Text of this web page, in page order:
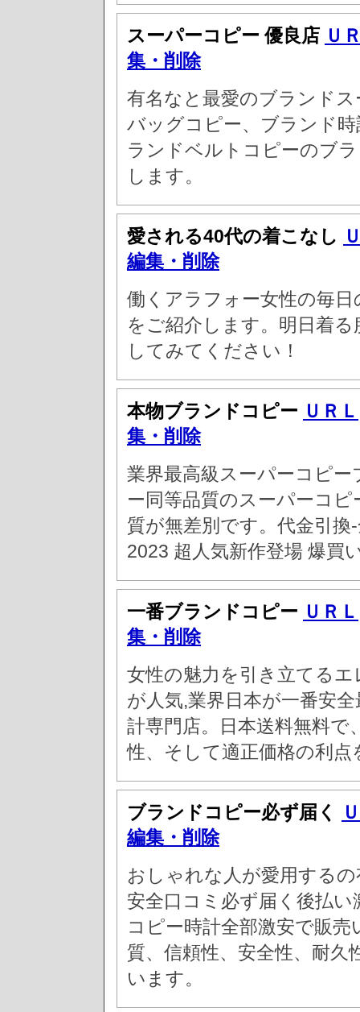
スーパーコピー 優良店 Ｕ
集・削除
有名なと最愛のブランド
バッグコピー、ブランド
ランドベルトコピーのブ
します。
愛される40代の着こなし
編集・削除
働くアラフォー女性の毎
をご紹介します。明日着
してみてください！
本物ブランドコピー ＵＲＬ
集・削除
業界最高級スーパーコピ
ー同等品質のスーパーコ
質が無差別です。代金引換
2023 超人気新作登場 爆買
一番ブランドコピー ＵＲＬ
集・削除
女性の魅力を引き立てる
が人気,業界日本が一番安
計専門店。日本送料無料で
性、そして適正価格の利
ブランドコピー必ず届く
編集・削除
おしゃれな人が愛用する
安全口コミ必ず届く後払
コピー時計全部激安で販
質、信頼性、安全性、耐
います。